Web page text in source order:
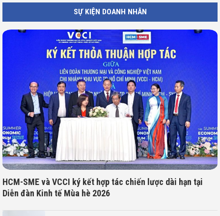
SỰ KIỆN DOANH NHÂN
HCM-SME và VCCI ký kết hợp tác chiến lược dài hạn tại
Diễn đàn Kinh tế Mùa hè 2026